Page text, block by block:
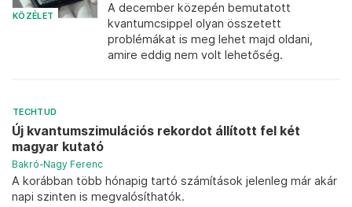
KÖZÉLET
A december közepén bemutatott
kvantumcsippel olyan összetett
problémákat is meg lehet majd oldani,
amire eddig nem volt lehetőség.
TECHTUD
Új kvantumszimulációs rekordot állított fel két
magyar kutató
Bakró-Nagy Ferenc
A korábban több hónapig tartó számítások jelenleg már akár
napi szinten is megvalósíthatók.